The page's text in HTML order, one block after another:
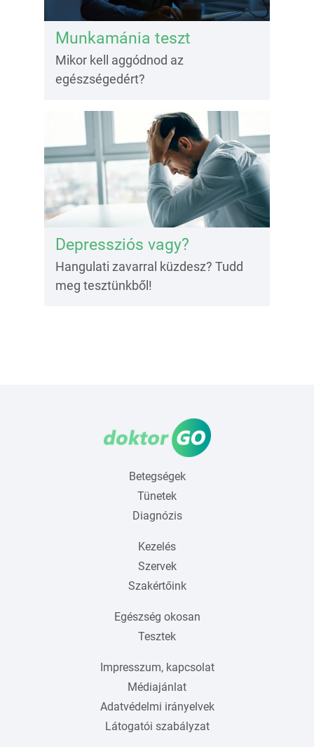
Munkamánia teszt
Mikor kell aggódnod az
egészségedért?
Depressziós vagy?
Hangulati zavarral küzdesz? Tudd
meg tesztünkből!
Betegségek
Tünetek
Diagnózis
Kezelés
Szervek
Szakértőink
Egészség okosan
Tesztek
Impresszum, kapcsolat
Médiajánlat
Adatvédelmi irányelvek
Látogatói szabályzat